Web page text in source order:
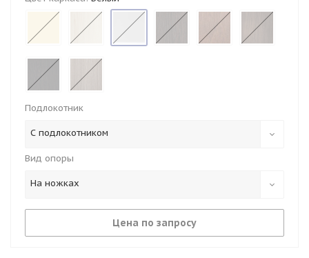
Подлокотник
С подлокотником
Вид опоры
На ножках
Цена по запросу